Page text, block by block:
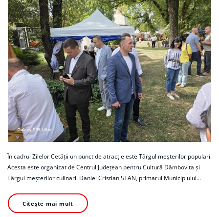
În cadrul Zilelor Cetății un punct de atracție este Târgul meșterilor populari.
Acesta este organizat de Centrul Județean pentru Cultură Dâmbovița și
Târgul meșterilor culinari. Daniel Cristian STAN, primarul Municipiului…
Citește mai mult